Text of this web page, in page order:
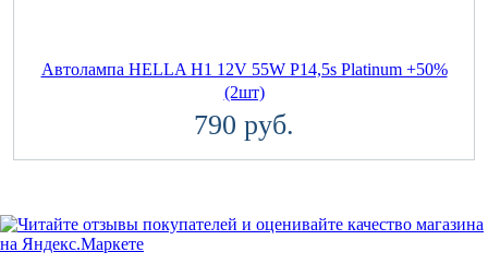
Автолампа HELLA H1 12V 55W P14,5s Platinum +50%
(2шт)
790 руб.